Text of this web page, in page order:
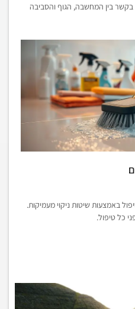
בין המחשבה, הגוף והסביבה
באמצעות שיטות ניקוי מעמיקות.
כל טיפול.